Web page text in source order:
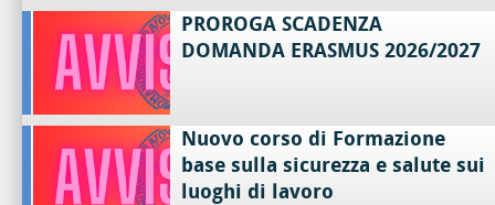
PROROGA SCADENZA
DOMANDA ERASMUS 2026/2027
Nuovo corso di Formazione
base sulla sicurezza e salute sui
luoghi di lavoro